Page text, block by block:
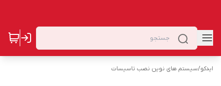
ایدکو/سیستم های نوین نصب تاسیسات